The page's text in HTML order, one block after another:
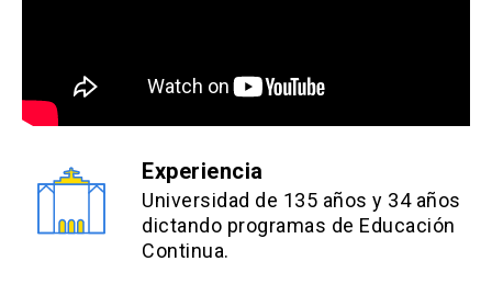
Experiencia
Universidad de 135 años y 34 años
dictando programas de Educación
Continua.